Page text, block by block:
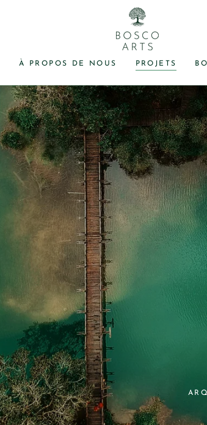
À PROPOS DE NOUS PROJETS